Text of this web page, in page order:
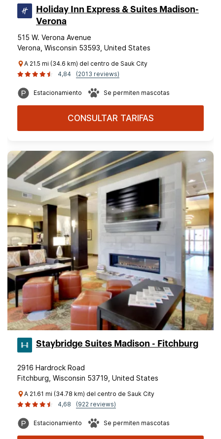
Holiday Inn Express & Suites Madison-
Verona
515 W. Verona Avenue
Verona, Wisconsin 53593, United States
A 21.5 mi (34.6 km) del centro de Sauk City
4,84
(2013 reviews)
Estacionamiento Se permiten mascotas
CONSULTAR TARIFAS
Staybridge Suites Madison - Fitchburg
2916 Hardrock Road
Fitchburg, Wisconsin 53719, United States
A 21.61 mi (34.78 km) del centro de Sauk City
4,68
(922 reviews)
Estacionamiento Se permiten mascotas